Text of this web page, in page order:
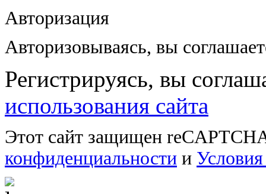
Авторизация
Авторизовываясь, вы
Регистрируясь, вы
использования сайта
Этот сайт защищен
конфиденциальности и